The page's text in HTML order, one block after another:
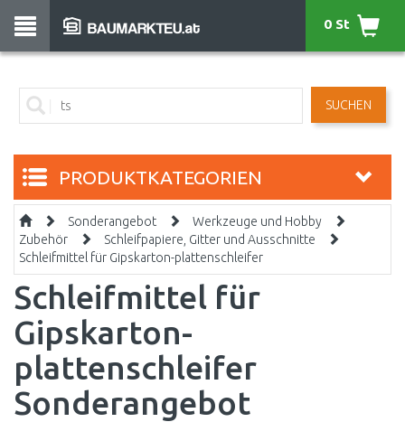
SUCHEN
0 St
PRODUKTKATEGORIEN
Sonderangebot
Werkzeuge und Hobby
Zubehör
Schleifpapiere, Gitter und Ausschnitte
Schleifmittel für Gipskarton-plattenschleifer
Schleifmittel für
Gipskarton-
plattenschleifer
Sonderangebot